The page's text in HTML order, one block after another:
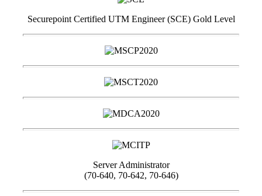
Securepoint Certified UTM Engineer (SCE) Gold Level
Server Administrator
(70-640, 70-642, 70-646)